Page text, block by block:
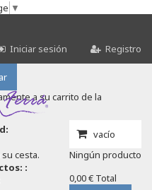
▼
Iniciar sesión Registro
vacío
Ningún producto
0,00 € Total
a su carrito de la
cesta.
: